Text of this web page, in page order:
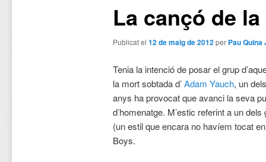
La cançó de
Publicat el 12 de maig de 2012per Pau Quina
Tenia la intenció de posar el grup
la mort sobtada d’Adam Yauch, un
anys ha provocat que avanci la seva
d’homenatge. M’estic referint a un
(un estil que encara no havíem tocat
Boys.